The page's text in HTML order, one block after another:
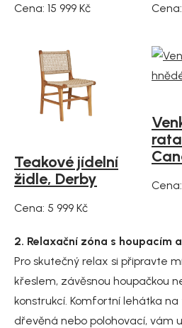
Cena: 15 999 Kč
Teakové jídelní
židle, Derby
Cena: 5 999 Kč
2. Relaxační zóna s houpacím
Pro skutečný relax si připravte
křeslem, závěsnou houpačkou
konstrukcí. Komfortní lehátka
dřevěná nebo polohovací, vám